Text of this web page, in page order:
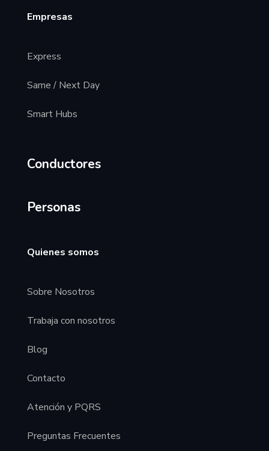
Empresas
Express
Same / Next Day
Smart Hubs
Conductores
Personas
Quienes somos
Sobre Nosotros
Trabaja con nosotros
Blog
Contacto
Atención y PQRS
Preguntas Frecuentes